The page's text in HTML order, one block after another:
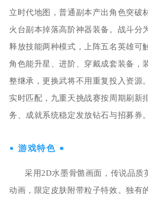
立时代地图，普通副本产出角色突破
火台副本掉落高阶神器装备。战斗分
释放技能两种模式，上阵五名英雄可
角色能升星、进阶、穿戴成套装备，
整继承，更换武将不用重复投入资源
实时匹配，九重天挑战赛按周期刷新
务、成就系统稳定发放钻石与招募券。
游戏特色
采用2D水墨骨骼画面，传说品质
动画，限定皮肤附带粒子特效。独有